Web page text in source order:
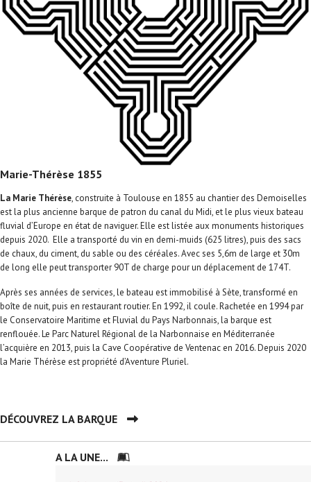
Marie-Thérèse 1855
La Marie Thérèse, construite à Toulouse en 1855 au chantier des Demoiselles
est la plus ancienne barque de patron du canal du Midi, et le plus vieux bateau
fluvial d’Europe en état de naviguer. Elle est listée aux monuments historiques
depuis 2020. Elle a transporté du vin en demi-muids (625 litres), puis des sacs
de chaux, du ciment, du sable ou des céréales. Avec ses 5,6m de large et 30m
de long elle peut transporter 90T de charge pour un déplacement de 174T.
Après ses années de services, le bateau est immobilisé à Sète, transformé en
boîte de nuit, puis en restaurant routier. En 1992, il coule. Rachetée en 1994 par
le Conservatoire Maritime et Fluvial du Pays Narbonnais, la barque est
renflouée. Le Parc Naturel Régional de la Narbonnaise en Méditerranée
l’acquière en 2013, puis la Cave Coopérative de Ventenac en 2016. Depuis 2020
la Marie Thérèse est propriété d’Aventure Pluriel.
DÉCOUVREZ LA BARQUE
A LA UNE...